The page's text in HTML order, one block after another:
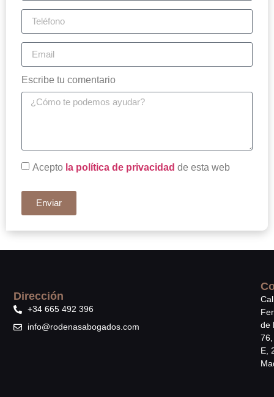
Escribe tu comentario
Acepto la política de privacidad de esta web
Enviar
de
E,
Dirección
+34 665 492 396
info@rodenasabogados.com